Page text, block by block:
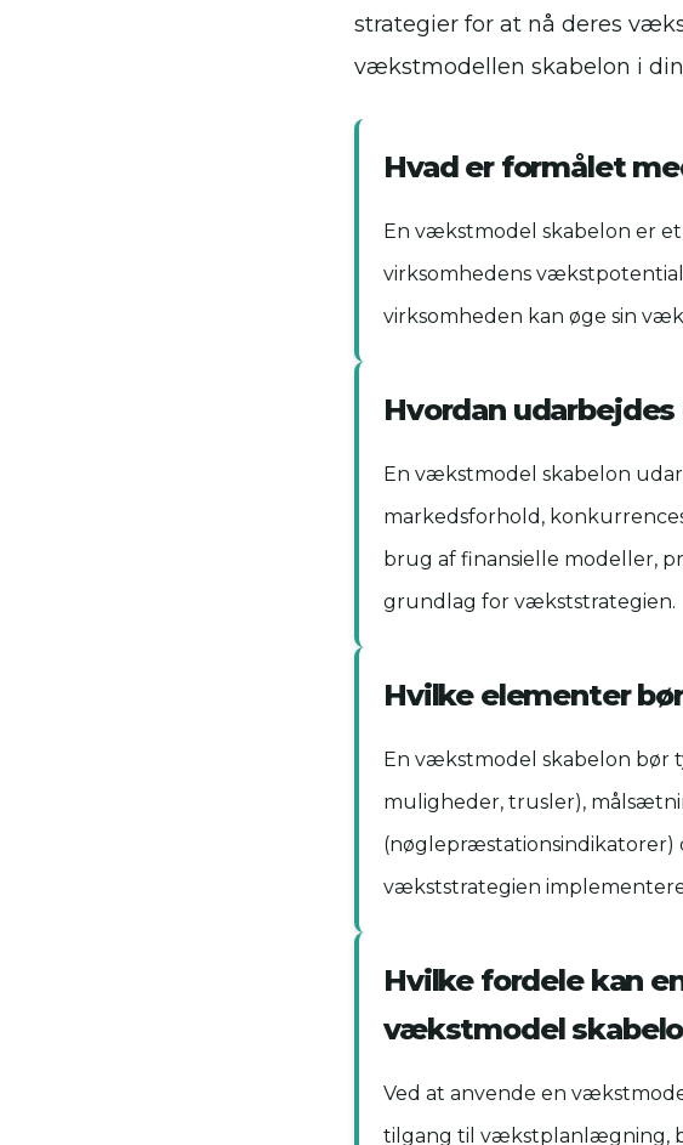
strategier for at nå deres
vækstmodellen skabelon i
Hvad er formålet
En vækstmodel skabelon er
virksomhedens
virksomheden kan øge sin
Hvordan
En vækstmodel skabelon
markedsforhold,
brug af finansielle modeller,
grundlag for vækststrategien.
Hvilke elementer
En vækstmodel skabelon bør
muligheder, trusler),
(nøglepræstationsindikatorer)
vækststrategien
Hvilke fordele kan
vækstmodel
Ved at anvende en
tilgang til vækstplanlægning,